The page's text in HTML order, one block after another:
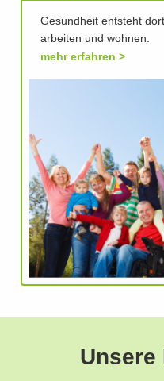
Gesundheit entsteht
arbeiten und wohnen.
mehr erfahren
Unsere